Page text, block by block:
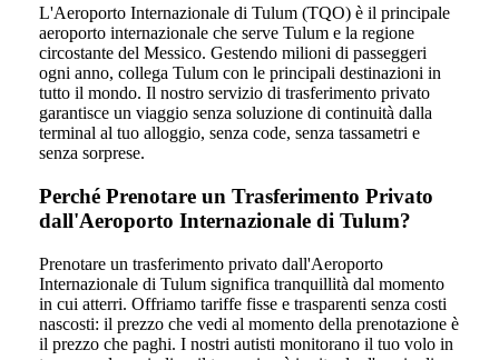
L'Aeroporto Internazionale di Tulum (TQO) è il principale
aeroporto internazionale che serve Tulum e la regione
circostante del Messico. Gestendo milioni di passeggeri
ogni anno, collega Tulum con le principali destinazioni in
tutto il mondo. Il nostro servizio di trasferimento privato
garantisce un viaggio senza soluzione di continuità dalla
terminal al tuo alloggio, senza code, senza tassametri e
senza sorprese.
Perché Prenotare un Trasferimento Privato
dall'Aeroporto Internazionale di Tulum?
Prenotare un trasferimento privato dall'Aeroporto
Internazionale di Tulum significa tranquillità dal momento
in cui atterri. Offriamo tariffe fisse e trasparenti senza costi
nascosti: il prezzo che vedi al momento della prenotazione è
il prezzo che paghi. I nostri autisti monitorano il tuo volo in